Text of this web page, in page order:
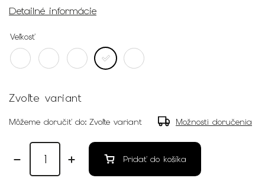
Detailné informácie
Veľkosť
Zvoľte variant
Môžeme doručiť do: Zvoľte variant Možnosti doručenia
Pridať do košíka